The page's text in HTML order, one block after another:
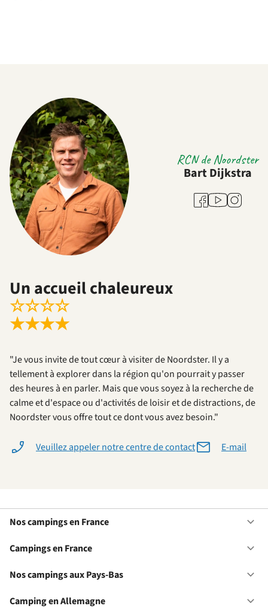
RCN de Noordster
Bart Dijkstra
Facebook
YoutubeInstagram
Un accueil chaleureux
☆☆☆☆
★★★★
"Je vous invite de tout cœur à visiter de Noordster. Il y a
tellement à explorer dans la région qu'on pourrait y passer
des heures à en parler. Mais que vous soyez à la recherche de
calme et d'espace ou d'activités de loisir et de distractions, de
Noordster vous offre tout ce dont vous avez besoin."
Veuillez appeler notre centre de contact E-mail
Nos campings en France
Campings en France
Nos campings aux Pays-Bas
Camping en Allemagne